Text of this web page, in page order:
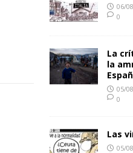
06/
0
La
la
05/
0
Las
05/